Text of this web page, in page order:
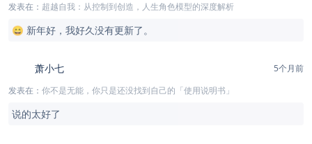
发表在： 超越自我：从控制到创造，人生角色模型的深度解析
😄 新年好，我好久没有更新了。
萧小七
5个月前
发表在： 你不是无能，你只是还没找到自己的「使用说明书」
说的太好了